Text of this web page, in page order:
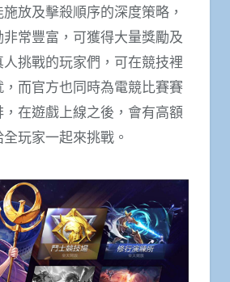
放及擊殺順序的深度策略，
常豐富，可獲得大量獎勵及
挑戰的玩家們，可在競技裡
而官方也同時為電競比賽賽
在遊戲上線之後，會有高額
玩家一起來挑戰。